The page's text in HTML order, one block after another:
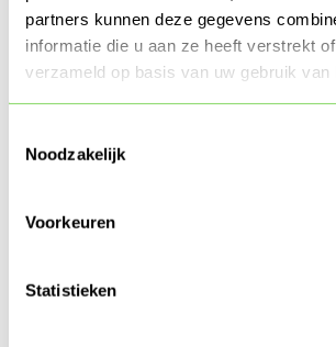
partners kunnen deze gegevens
informatie die u aan ze heeft verstrekt
verzameld op basis van uw gebruik van
Noodzakelijk
Voorkeuren
Statistieken
Voornaam
Achternaam